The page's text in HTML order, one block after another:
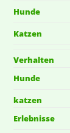
Hunde
Katzen
Verhalten
Hunde
katzen
Erlebnisse